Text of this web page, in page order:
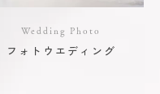
Wedding Photo
フォトウエディング